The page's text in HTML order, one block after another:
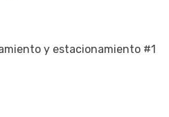
y estacionamiento #1